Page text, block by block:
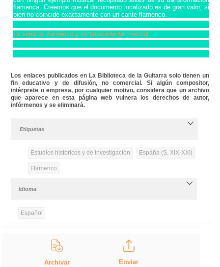
flamenca. Creemos que el documento localizado es de gran valor, si
bien no coincide exactamente con un cante flamenco.
La serrana flamenca y su antecedente musical
Los enlaces publicados en La Biblioteca de la Guitarra solo tienen un
fin educativo y de difusión, no comercial. Si algún compositor,
intérprete o empresa, por cualquier motivo, considera que un archivo
que aparece en esta página web vulnera los derechos de autor,
infórmenos y se eliminará.
Etiquetas
Estudios históricos y de investigación España (S. XIX-XXI)
Flamenco
Idioma
Español
Archivar Enviar